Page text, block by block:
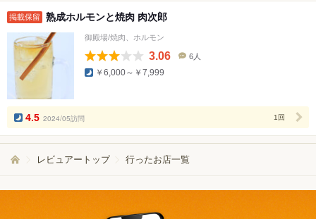
掲載保留 熟成ホルモンと焼肉 肉次郎
御殿場/焼肉、ホルモン
3.06
数
6人
￥6,000～￥7,999
4.5 2024/05訪問 1回
レビュアートップ 行ったお店一覧